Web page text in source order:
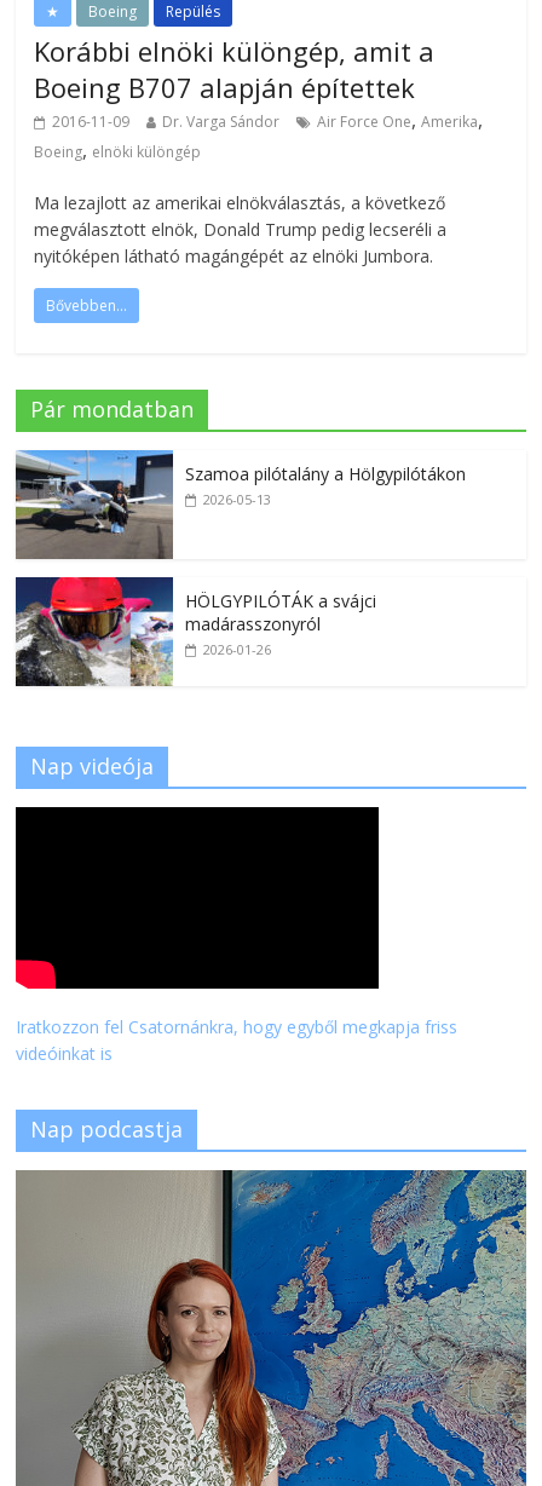
★ Boeing Repülés
Korábbi elnöki különgép, amit a
Boeing B707 alapján építettek
2016-11-09 Dr. Varga Sándor Air Force One,Amerika,
Boeing, elnöki különgép
Ma lezajlott az amerikai elnökválasztás, a következő
megválasztott elnök, Donald Trump pedig lecseréli a
nyitóképen látható magángépét az elnöki Jumbora.
Bővebben...
Pár mondatban
Szamoa pilótalány a Hölgypilótákon
2026-05-13
HÖLGYPILÓTÁK a svájci
madárasszonyról
2026-01-26
Nap videója
Iratkozzon fel Csatornánkra, hogy egyből megkapja friss
videóinkat is
Nap podcastja